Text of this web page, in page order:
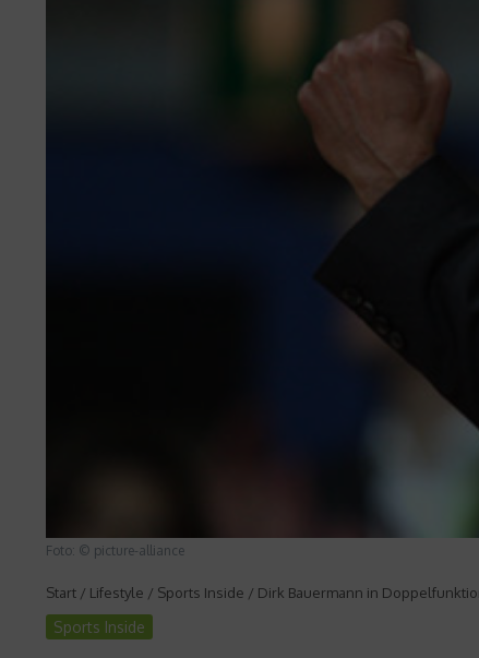
Foto: © picture-alliance
Start / Lifestyle / Sports Inside / Dirk Bauermann in
Sports Inside